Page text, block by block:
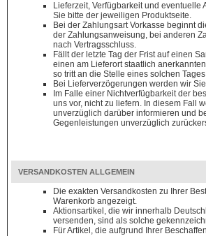
Lieferzeit, Verfügbarkeit und eventuelle
Sie bitte der jeweiligen Produktseite.
Bei der Zahlungsart Vorkasse beginnt
der Zahlungsanweisung, bei anderen
nach Vertragsschluss.
Fällt der letzte Tag der Frist auf einen
einen am Lieferort staatlich
so tritt an die Stelle eines solchen
Bei Lieferverzögerungen werden wir
Im Falle einer Nichtverfügbarkeit der
uns vor, nicht zu liefern. In diesem Fall
unverzüglich darüber informieren und
Gegenleistungen unverzüglich
VERSANDKOSTEN ALLGEMEIN
Die exakten Versandkosten zu Ihrer
Warenkorb angezeigt.
Aktionsartikel, die wir innerhalb
versenden, sind als solche
Für Artikel, die aufgrund Ihrer